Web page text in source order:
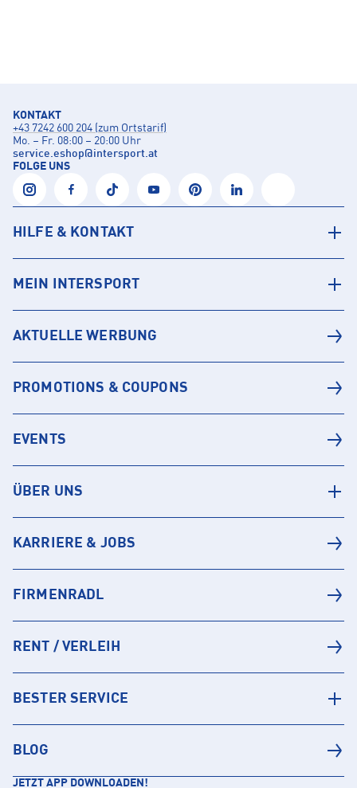
KONTAKT
+43 7242 600 204 (zum Ortstarif)
Mo. – Fr. 08:00 – 20:00 Uhr
service.eshop@intersport.at
FOLGE UNS
HILFE & KONTAKT
MEIN INTERSPORT
AKTUELLE WERBUNG
PROMOTIONS & COUPONS
EVENTS
ÜBER UNS
KARRIERE & JOBS
FIRMENRADL
RENT / VERLEIH
BESTER SERVICE
BLOG
JETZT APP DOWNLOADEN!